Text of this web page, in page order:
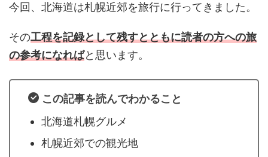
今回、北海道は札幌近郊を旅行に行ってきました。
その工程を記録として残すとともに読者の方への旅
の参考になればと思います。
この記事を読んでわかること
北海道札幌グルメ
札幌近郊での観光地